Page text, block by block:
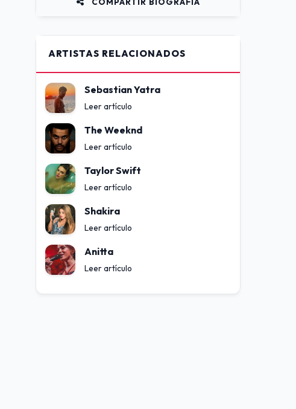
ARTISTAS RELACIONADOS
Sebastian Yatra
Leer artículo
The Weeknd
Leer artículo
Taylor Swift
Leer artículo
Shakira
Leer artículo
Anitta
Leer artículo